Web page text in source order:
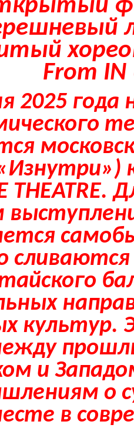
From
2025 года
THEATRE.
культур.
и
о
в